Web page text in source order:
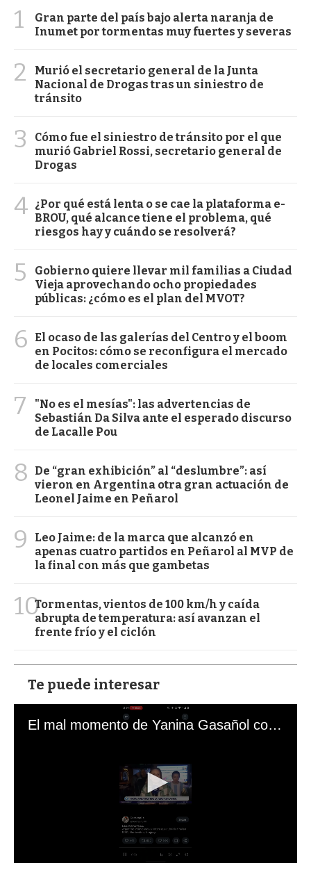
1
Gran parte del país bajo alerta naranja de
Inumet por tormentas muy fuertes y severas
2
Murió el secretario general de la Junta
Nacional de Drogas tras un siniestro de
tránsito
3
Cómo fue el siniestro de tránsito por el que
murió Gabriel Rossi, secretario general de
Drogas
4 ¿Por qué está lenta o se cae la plataforma e-
BROU, qué alcance tiene el problema, qué
riesgos hay y cuándo se resolverá?
5
Gobierno quiere llevar mil familias a Ciudad
Vieja aprovechando ocho propiedades
públicas: ¿cómo es el plan del MVOT?
6
El ocaso de las galerías del Centro y el boom
en Pocitos: cómo se reconfigura el mercado
de locales comerciales
7
"No es el mesías": las advertencias de
Sebastián Da Silva ante el esperado discurso
de Lacalle Pou
8
De “gran exhibición” al “deslumbre”: así
vieron en Argentina otra gran actuación de
Leonel Jaime en Peñarol
9
Leo Jaime: de la marca que alcanzó en
apenas cuatro partidos en Peñarol al MVP de
la final con más que gambetas
10Tormentas, vientos de 100 km/h y caída
abrupta de temperatura: así avanzan el
frente frío y el ciclón
Te puede interesar
El mal momento de Yanina Gasañol con un hincha argentino en "Subrayado"